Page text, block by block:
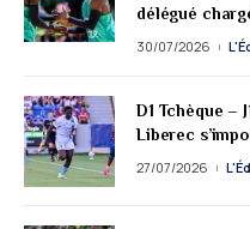
délégué
30/07/2026
D1 Tchèque –
Liberec
27/07/2026